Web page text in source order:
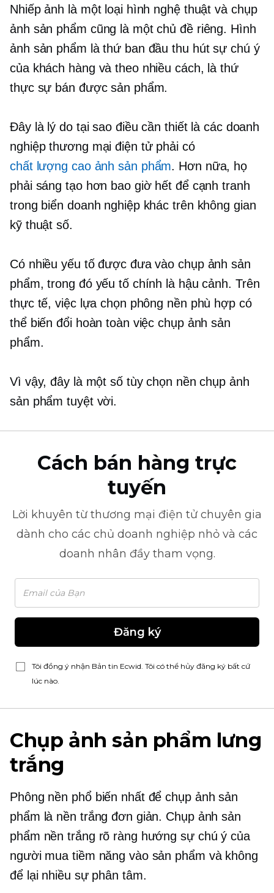
Nhiếp ảnh là một loại hình nghệ thuật và chụp
ảnh sản phẩm cũng là một chủ đề riêng. Hình
ảnh sản phẩm là thứ ban đầu thu hút sự chú ý
của khách hàng và theo nhiều cách, là thứ
thực sự bán được sản phẩm.
Đây là lý do tại sao điều cần thiết là các doanh
nghiệp thương mại điện tử phải có
chất lượng caoảnh sản phẩm. Hơn nữa, họ
phải sáng tạo hơn bao giờ hết để cạnh tranh
trong biển doanh nghiệp khác trên không gian
kỹ thuật số.
Có nhiều yếu tố được đưa vào chụp ảnh sản
phẩm, trong đó yếu tố chính là hậu cảnh. Trên
thực tế, việc lựa chọn phông nền phù hợp có
thể biến đổi hoàn toàn việc chụp ảnh sản
phẩm.
Vì vậy, đây là một số tùy chọn nền chụp ảnh
sản phẩm tuyệt vời.
Cách bán hàng trực
tuyến
Lời khuyên từ thương mại điện tử chuyên gia
dành cho các chủ doanh nghiệp nhỏ và các
doanh nhân đầy tham vọng.
Đăng ký
Tôi đồng ý nhận Bản tin Ecwid. Tôi có thể hủy đăng ký bất cứ
lúc nào.
Chụp ảnh sản phẩm lưng
trắng
Phông nền phổ biến nhất để chụp ảnh sản
phẩm là nền trắng đơn giản. Chụp ảnh sản
phẩm nền trắng rõ ràng hướng sự chú ý của
người mua tiềm năng vào sản phẩm và không
để lại nhiều sự phân tâm.